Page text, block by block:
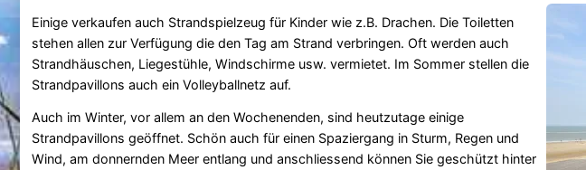
Einige verkaufen auch Strandspielzeug für Kinder wie z.B. Drachen. Die Toiletten
stehen allen zur Verfügung die den Tag am Strand verbringen. Oft werden auch
Strandhäuschen, Liegestühle, Windschirme usw. vermietet. Im Sommer stellen die
Strandpavillons auch ein Volleyballnetz auf.
Auch im Winter, vor allem an den Wochenenden, sind heutzutage einige
Strandpavillons geöffnet. Schön auch für einen Spaziergang in Sturm, Regen und
Wind, am donnernden Meer entlang und anschliessend können Sie geschützt hinter